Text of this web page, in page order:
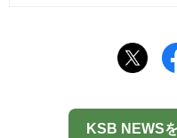
KSB NEWSを